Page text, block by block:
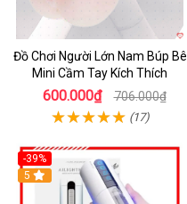
Đồ Chơi Người Lớn Nam Búp Bê
Mini Cầm Tay Kích Thích
600.000₫ 706.000₫
(17)
-39%
5